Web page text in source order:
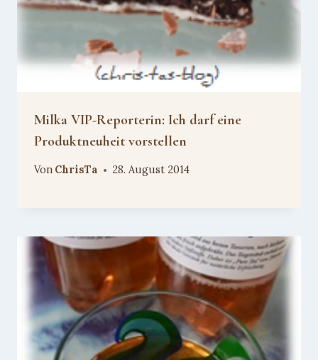
Milka VIP-Reporterin: Ich darf eine
Produktneuheit vorstellen
Von ChrisTa 28. August 2014